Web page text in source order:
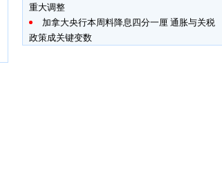
重大调整
加拿大央行本周料降息四分一厘 通胀与关税
政策成关键变数